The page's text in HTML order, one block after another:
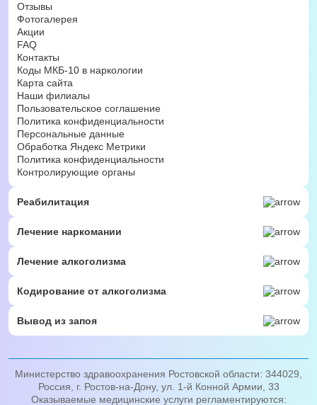
Отзывы
Фотогалерея
Акции
FAQ
Контакты
Коды МКБ-10 в наркологии
Карта сайта
Наши филиалы
Пользовательское соглашение
Политика конфиденциальности
Персональные данные
Обработка Яндекс Метрики
Политика конфиденциальности
Контролирующие органы
Реабилитация
Лечение наркомании
Лечение алкоголизма
Кодирование от алкоголизма
Вывод из запоя
Министерство здравоохранения Ростовской области: 344029,
Россия, г. Ростов-на-Дону, ул. 1-й Конной Армии, 33
Оказываемые медицинские услуги регламентируются: